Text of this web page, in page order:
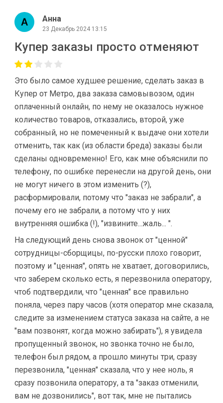
Анна
23 Декабрь 2024 13:15
Купер заказы просто отменяют
Это было самое худшее решение, сделать заказ в
Купер от Метро, два заказа самовывозом, один
оплаченный онлайн, по нему не оказалось нужное
количество товаров, отказались, второй, уже
собранный, но не помеченный к выдаче они хотели
отменить, так как (из области бреда) заказы были
сделаны одновременно! Его, как мне объяснили по
телефону, по ошибке перенесли на другой день, они
не могут ничего в этом изменить (?),
расформировали, потому что "заказ не забрали", а
почему его не забрали, а потому что у них
внутренняя ошибка (!), "извините...жаль... ".
На следующий день снова звонок от "ценной"
сотрудницы-сборщицы, по-русски плохо говорит,
поэтому и "ценная", опять не хватает, договорились,
что заберем сколько есть, я перезвонила оператору,
чтоб подтвердили, что "ценная" все правильно
поняла, через пару часов (хотя оператор мне сказала,
следите за изменением статуса заказа на сайте, а не
"вам позвонят, когда можно забирать"), я увидела
пропущенный звонок, но звонка точно не было,
телефон был рядом, а прошло минуты три, сразу
перезвонила, "ценная" сказала, что у нее ноль, я
сразу позвонила оператору, а та "заказ отменили,
вам не дозвонились", вот так, мне не пытались